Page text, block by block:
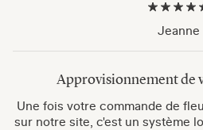
Jeanne
Approvisionnement de
Une fois votre commande de
sur notre site, c'est un système